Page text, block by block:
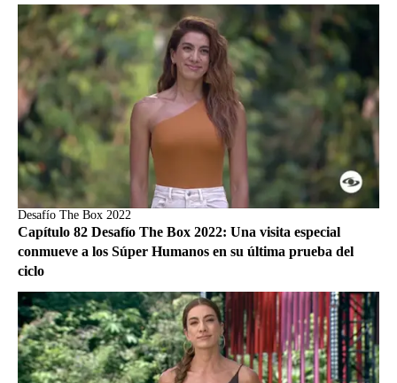
Desafío The Box 2022
Capítulo 82 Desafío The Box 2022: Una visita especial
conmueve a los Súper Humanos en su última prueba del
ciclo